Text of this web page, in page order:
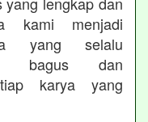
kami menjadi
yang selalu
bagus dan
karya yang